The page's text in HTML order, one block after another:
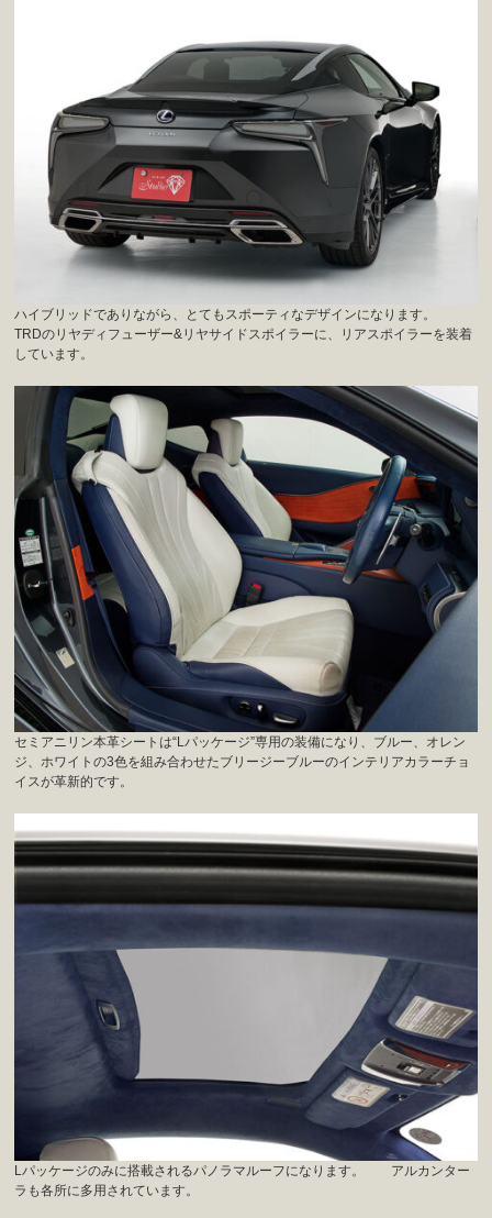
ハイブリッドでありながら、とてもスポーティなデザインになります。
TRDのリヤディフューザー&リヤサイドスポイラーに、リアスポイラーを装着
しています。
セミアニリン本革シートは“Lパッケージ”専用の装備になり、ブルー、オレン
ジ、ホワイトの3色を組み合わせたブリージーブルーのインテリアカラーチョ
イスが革新的です。
Lパッケージのみに搭載されるパノラマルーフになります。 アルカンター
ラも各所に多用されています。